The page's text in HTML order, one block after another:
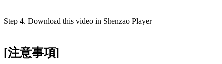
Step 4. Download this video in Shenzao Player
[注意事項]